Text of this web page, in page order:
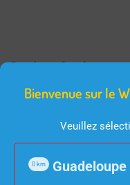
Produits Similaires
Bienvenue sur le
Veuillez
Guadeloupe
0 km